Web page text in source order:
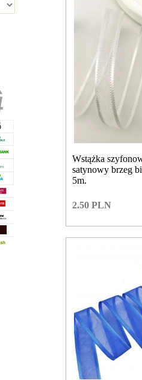
Wstążka
satynowy brzeg
5m.
2.50 PLN